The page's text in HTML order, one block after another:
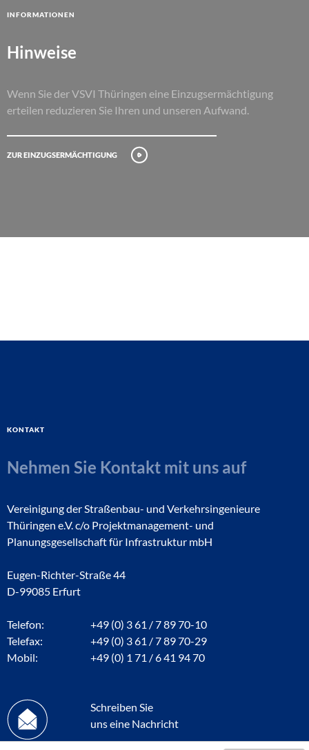
Informationen
Hinweise
Wenn Sie der VSVI Thüringen eine Einzugsermächtigung
erteilen reduzieren Sie Ihren und unseren Aufwand.
Zur Einzugsermächtigung
Kontakt
Nehmen Sie Kontakt mit uns auf
Vereinigung der Straßenbau- und Verkehrsingenieure
Thüringen e.V. c/o Projektmanagement- und
Planungsgesellschaft für Infrastruktur mbH
Eugen-Richter-Straße 44
D-99085 Erfurt
Telefon:
+49 (0) 3 61 / 7 89 70-10
Telefax:
+49 (0) 3 61 / 7 89 70-29
Mobil:
+49 (0) 1 71 / 6 41 94 70
Schreiben Sie
uns eine Nachricht